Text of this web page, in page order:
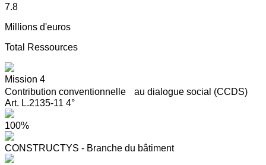
7.8
Millions d'euros
Total Ressources
Mission 4
Contribution conventionnelle au dialogue social (CCDS)
Art. L.2135-11 4°
100%
CONSTRUCTYS - Branche du bâtiment